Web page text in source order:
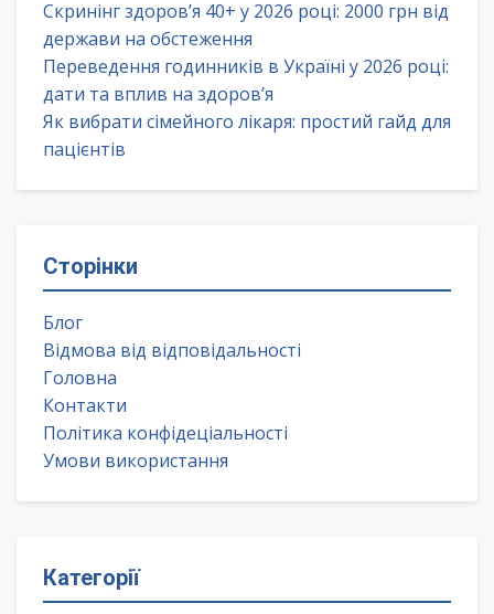
Скринінг здоров’я 40+ у 2026 році: 2000 грн від
держави на обстеження
Переведення годинників в Україні у 2026 році:
дати та вплив на здоров’я
Як вибрати сімейного лікаря: простий гайд для
пацієнтів
Сторінки
Блог
Відмова від відповідальності
Головна
Контакти
Політика конфідеціальності
Умови використання
Категорії